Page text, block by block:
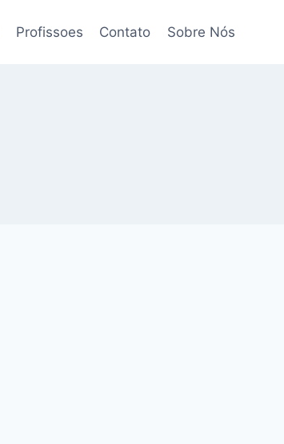
Profissoes Contato Sobre Nós